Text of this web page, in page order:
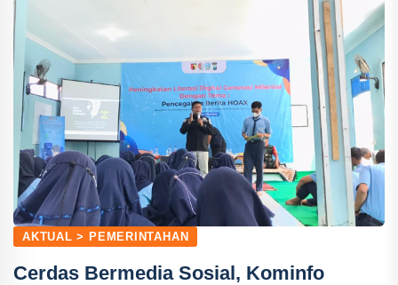
AKTUAL > PEMERINTAHAN
Cerdas Bermedia Sosial, Kominfo